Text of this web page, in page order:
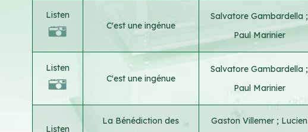
Listen
C'est une ingénue
Salvatore Gambardella ;
Paul Marinier
Listen
C'est une ingénue
Salvatore Gambardella ;
Paul Marinier
Listen
La Bénédiction des
Gaston Villemer ; Lucien